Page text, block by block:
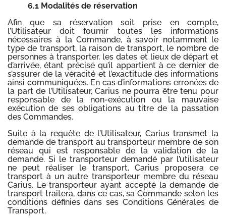
6.1 Modalités de réservation
Afin que sa réservation soit prise en compte,
l’Utilisateur doit fournir toutes les informations
nécessaires à la Commande, à savoir notamment le
type de transport, la raison de transport, le nombre de
personnes à transporter, les dates et lieux de départ et
d’arrivée, étant précisé qu’il appartient à ce dernier de
s’assurer de la véracité et l’exactitude des informations
ainsi communiquées. En cas d’informations erronées de
la part de l’Utilisateur, Carius ne pourra être tenu pour
responsable de la non-exécution ou la mauvaise
exécution de ses obligations au titre de la passation
des Commandes.
Suite à la requête de l’Utilisateur, Carius transmet la
demande de transport au transporteur membre de son
réseau qui est responsable de la validation de la
demande. Si le transporteur demandé par l’utilisateur
ne peut réaliser le transport, Carius proposera ce
transport à un autre transporteur membre du réseau
Carius. Le transporteur ayant accepté la demande de
transport traitera, dans ce cas, sa Commande selon les
conditions définies dans ses Conditions Générales de
Transport.